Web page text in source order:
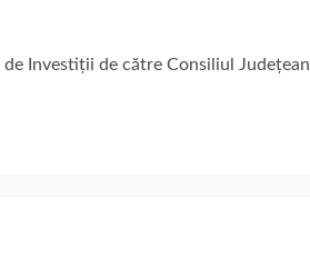
Investiții de către Consiliul Județean